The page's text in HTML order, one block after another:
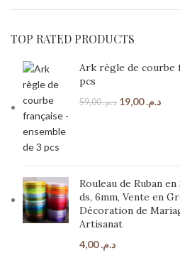
TOP RATED PRODUCTS
Ark règle de courbe
pcs
د.م.59,00 د.م.19,00
Rouleau de Ruban
ds, 6mm, Vente en
Décoration de
Artisanat
د.م.4,00